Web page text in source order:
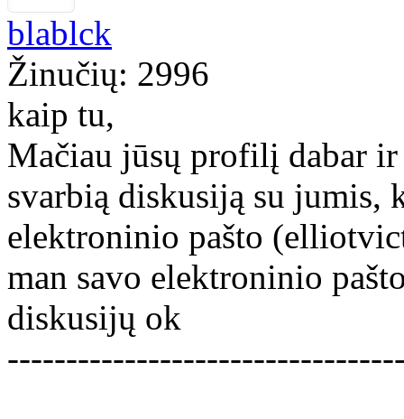
blablck
Žinučių: 2996
kaip tu,
Mačiau jūsų profilį dabar
svarbią diskusiją su jumis,
elektroninio pašto
man savo elektroninio
diskusijų ok